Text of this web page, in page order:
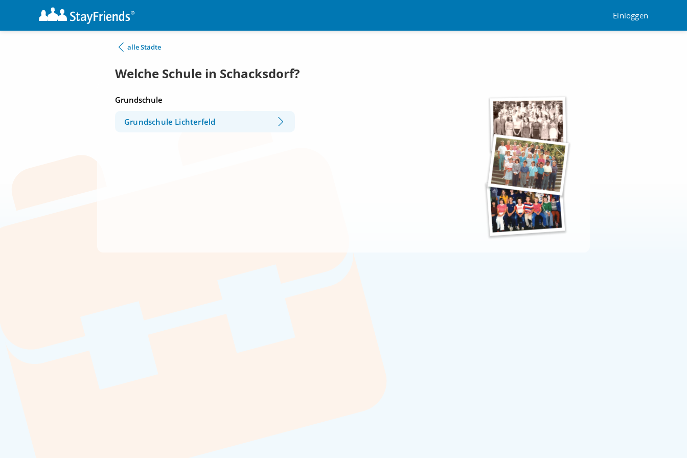
Einloggen
alle Städte
Welche Schule in Schacksdorf?
Grundschule
Grundschule Lichterfeld